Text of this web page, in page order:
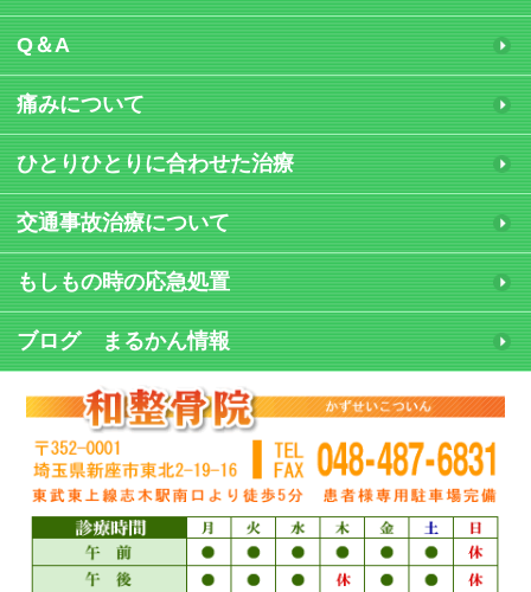
Q＆A
痛みについて
ひとりひとりに合わせた治療
交通事故治療について
もしもの時の応急処置
ブログ まるかん情報